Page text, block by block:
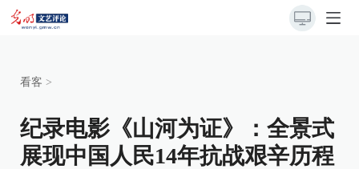
看客 >
纪录电影《山河为证》：全景式
展现中国人民14年抗战艰辛历程